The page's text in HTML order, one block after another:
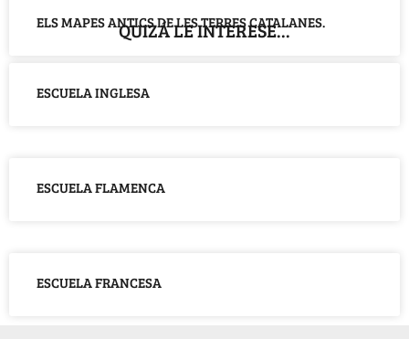
ELS MAPES ANTICS DE LES TERRES CATALANES.
QUIZÁ LE INTERESE...
ESCUELA INGLESA
ESCUELA FLAMENCA
ESCUELA FRANCESA